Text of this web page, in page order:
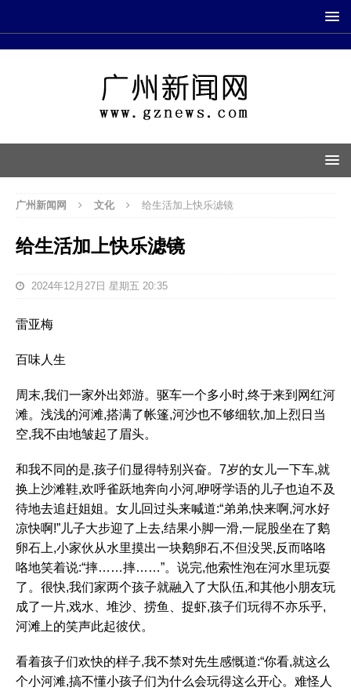
广州新闻网 文化 给生活加上快乐滤镜
给生活加上快乐滤镜
2024年12月27日 星期五 20:35
雷亚梅
百味人生
周末,我们一家外出郊游。驱车一个多小时,终于来到网红河
滩。浅浅的河滩,搭满了帐篷,河沙也不够细软,加上烈日当
空,我不由地皱起了眉头。
和我不同的是,孩子们显得特别兴奋。7岁的女儿一下车,就
换上沙滩鞋,欢呼雀跃地奔向小河,咿呀学语的儿子也迫不及
待地去追赶姐姐。女儿回过头来喊道:“弟弟,快来啊,河水好
凉快啊!”儿子大步迎了上去,结果小脚一滑,一屁股坐在了鹅
卵石上,小家伙从水里摸出一块鹅卵石,不但没哭,反而咯咯
咯地笑着说:“摔……摔……”。说完,他索性泡在河水里玩耍
了。很快,我们家两个孩子就融入了大队伍,和其他小朋友玩
成了一片,戏水、堆沙、捞鱼、捉虾,孩子们玩得不亦乐乎,
河滩上的笑声此起彼伏。
看着孩子们欢快的样子,我不禁对先生感慨道:“你看,就这么
个小河滩,搞不懂小孩子们为什么会玩得这么开心。难怪人